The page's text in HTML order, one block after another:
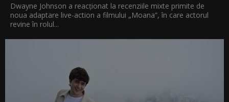
Dwayne Johnson a reacționat la recenziile mixte primite de
noua adaptare live-action a filmului „Moana”, în care actorul
revine în rolul...